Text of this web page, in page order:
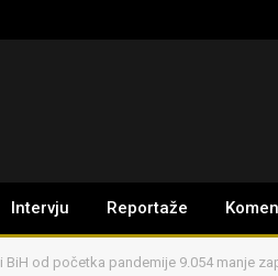
Intervju Reportaže
BiH od početka pandemije 9.054 manje